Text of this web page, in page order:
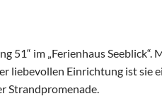
51“ im „Ferienhaus Seeblick“.
liebevollen Einrichtung ist sie
Strandpromenade.